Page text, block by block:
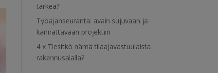
tärkeä?
Työajanseuranta: avain sujuvaan ja
kannattavaan projektiin
4 x Tiesitkö nämä tilaajavastuulaista
rakennusalalla?